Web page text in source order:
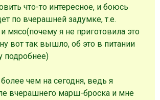
что-то интересное, и боюсь
по вчерашней задумке, т.е.
и мясо(почему я не приготовила это
вот так вышло, об это в питании
подробнее)
чем на сегодня, ведь я
вчерашнего марш-броска и мне